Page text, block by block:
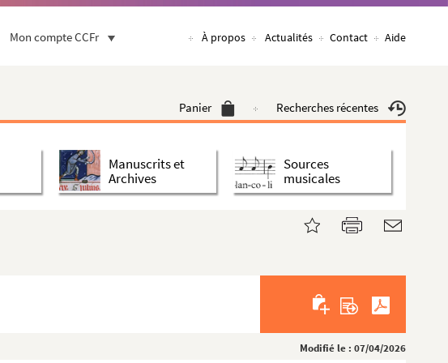
Mon compte CCFr À propos Actualités Contact Aide
Panier Recherches récentes
Manuscrits et
Archives
Sources
musicales
Modifié le : 07/04/2026